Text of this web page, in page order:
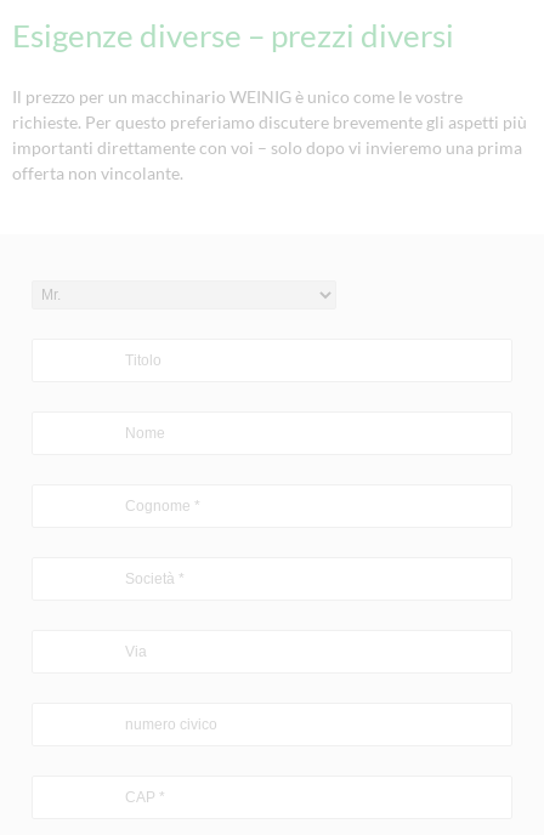
Esigenze diverse – prezzi diversi
Il prezzo per un macchinario WEINIG è unico come le vostre
richieste. Per questo preferiamo discutere brevemente gli aspetti più
importanti direttamente con voi – solo dopo vi invieremo una prima
offerta non vincolante.